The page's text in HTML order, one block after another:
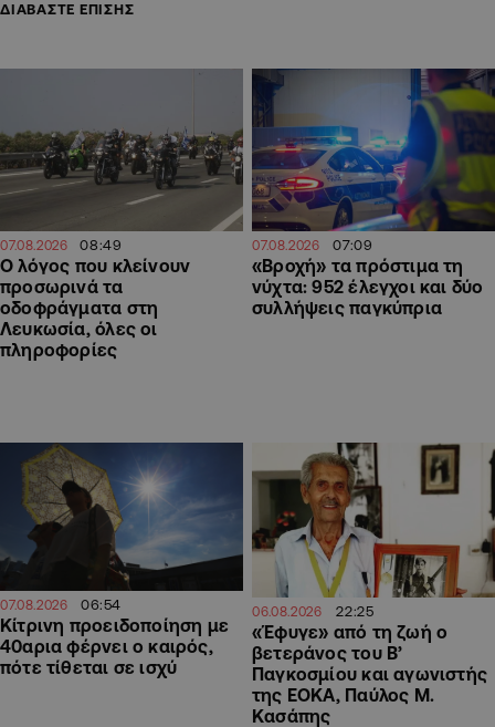
ΔΙΑΒΑΣΤΕ ΕΠΙΣΗΣ
07.08.2026 08:49
Ο λόγος που κλείνουν
προσωρινά τα
οδοφράγματα στη
Λευκωσία, όλες οι
πληροφορίες
07.08.2026 07:09
«Βροχή» τα πρόστιμα τη
νύχτα: 952 έλεγχοι και δύο
συλλήψεις παγκύπρια
07.08.2026 06:54
Κίτρινη προειδοποίηση με
40αρια φέρνει ο καιρός,
πότε τίθεται σε ισχύ
06.08.2026 22:25
«Έφυγε» από τη ζωή ο
βετεράνος του Β’
Παγκοσμίου και αγωνιστής
της ΕΟΚΑ, Παύλος Μ.
Κασάπης